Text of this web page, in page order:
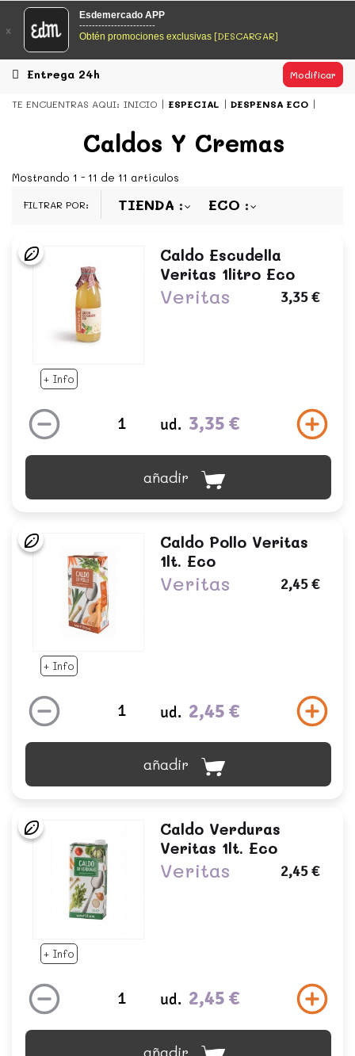
EsDeMercado.com
EsDeMercado.com
los mejores mercados de Barcelona y de productores
locales.
READ MORE
EsDeMercado.com
los mejores mercados de Barcelona y de productores
x
Esdemercado APP
------------------------
Obtén promociones exclusivas [DESCARGAR]
Entrega 24h Modificar
TE ENCUENTRAS AQUI: INICIO ESPECIAL DESPENSA ECO
Caldos Y Cremas
Mostrando 1 - 11 de 11 artículos
FILTRAR POR: TIENDA ECO
+ Info
Caldo Escudella
Veritas 1litro Eco
Veritas 3,35 €
ud. 3,35 €
añadir
+ Info
Caldo Pollo Veritas
1lt. Eco
Veritas 2,45 €
ud. 2,45 €
añadir
+ Info
Caldo Verduras
Veritas 1lt. Eco
Veritas 2,45 €
ud. 2,45 €
añadir